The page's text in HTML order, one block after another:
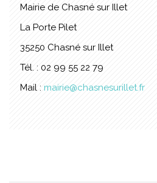
Mairie de Chasné sur Illet
La Porte Pilet
35250 Chasné sur Illet
Tél. : 02 99 55 22 79
Mail : mairie@chasnesurillet.fr